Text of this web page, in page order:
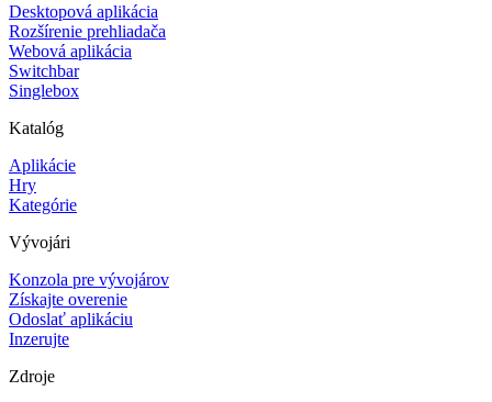
Desktopová aplikácia
Rozšírenie prehliadača
Webová aplikácia
Switchbar
Singlebox
Katalóg
Aplikácie
Hry
Kategórie
Vývojári
Konzola pre vývojárov
Získajte overenie
Odoslať aplikáciu
Inzerujte
Zdroje